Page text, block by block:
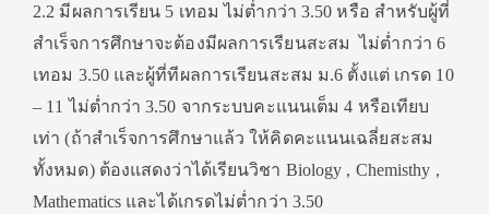
2.2 มีผลการเรียน 5 เทอม ไม่ต่ำกว่า 3.50 หรือ สำหรับผู้ที่
สำเร็จการศึกษาจะต้องมีผลการเรียนสะสม ไม่ต่ำกว่า 6
เทอม 3.50 และผู้ที่ทีผลการเรียนสะสม ม.6 ตั้งแต่ เกรด 10
– 11 ไม่ต่ำกว่า 3.50 จากระบบคะแนนเต็ม 4 หรือเทียบ
เท่า (ถ้าสำเร็จการศึกษาแล้ว ให้คิดคะแนนเฉลี่ยสะสม
ทั้งหมด) ต้องแสดงว่าได้เรียนวิชา Biology , Chemisthy ,
Mathematics และได้เกรดไม่ต่ำกว่า 3.50